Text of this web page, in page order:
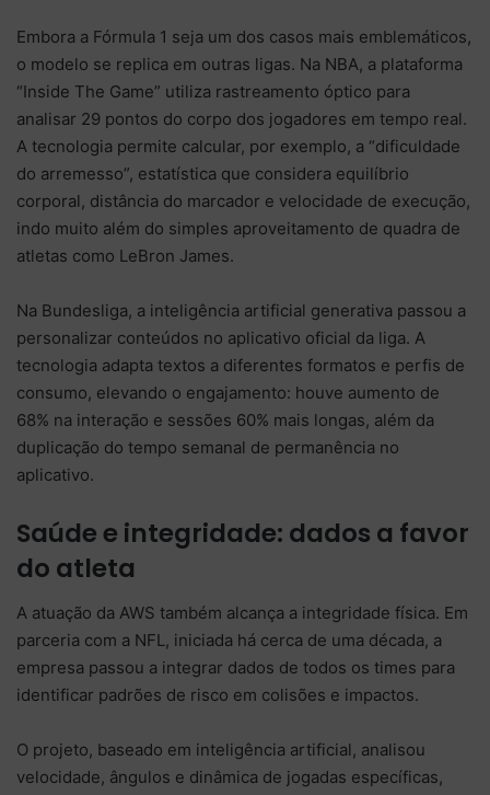
Embora a Fórmula 1 seja um dos casos mais emblemáticos,
o modelo se replica em outras ligas. Na NBA, a plataforma
“Inside The Game” utiliza rastreamento óptico para
analisar 29 pontos do corpo dos jogadores em tempo real.
A tecnologia permite calcular, por exemplo, a “dificuldade
do arremesso”, estatística que considera equilíbrio
corporal, distância do marcador e velocidade de execução,
indo muito além do simples aproveitamento de quadra de
atletas como LeBron James.
Na Bundesliga, a inteligência artificial generativa passou a
personalizar conteúdos no aplicativo oficial da liga. A
tecnologia adapta textos a diferentes formatos e perfis de
consumo, elevando o engajamento: houve aumento de
68% na interação e sessões 60% mais longas, além da
duplicação do tempo semanal de permanência no
aplicativo.
Saúde e integridade: dados a favor
do atleta
A atuação da AWS também alcança a integridade física. Em
parceria com a NFL, iniciada há cerca de uma década, a
empresa passou a integrar dados de todos os times para
identificar padrões de risco em colisões e impactos.
O projeto, baseado em inteligência artificial, analisou
velocidade, ângulos e dinâmica de jogadas específicas,